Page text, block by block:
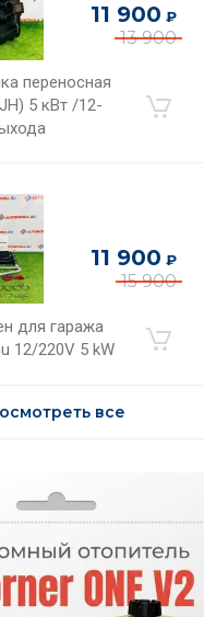
13 900
11 900 ₽
переносная
5 кВт /12-
15 900
11 900 ₽
для гаража
12/220V 5 kW
все